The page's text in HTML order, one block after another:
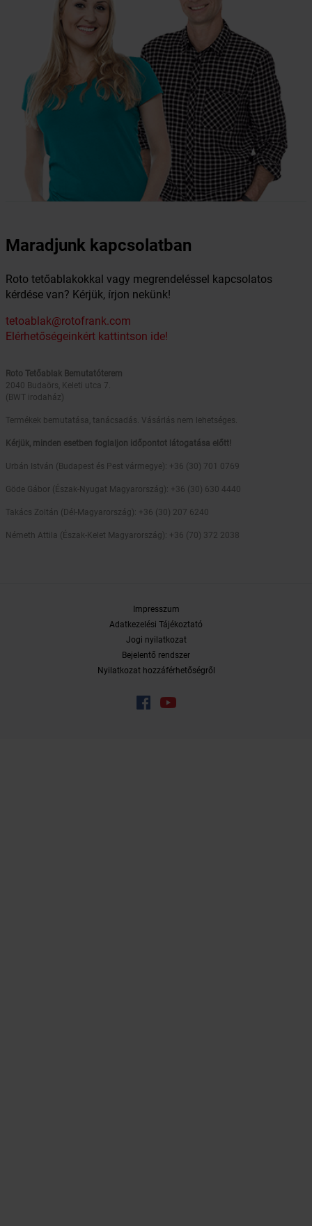
Maradjunk kapcsolatban
Roto tetőablakokkal vagy megrendeléssel kapcsolatos
kérdése van? Kérjük, írjon nekünk!
tetoablak@rotofrank.com
Elérhetőségeinkért kattintson ide!
Roto Tetőablak Bemutatóterem
2040 Budaörs, Keleti utca 7.
(BWT irodaház)
Termékek bemutatása, tanácsadás. Vásárlás nem lehetséges.
Kérjük, minden esetben foglaljon időpontot látogatása előtt!
Urbán István (Budapest és Pest vármegye): +36 (30) 701 0769
Göde Gábor (Észak-Nyugat Magyarország): +36 (30) 630 4440
Takács Zoltán (Dél-Magyarország): +36 (30) 207 6240
Németh Attila (Észak-Kelet Magyarország): +36 (70) 372 2038
Impresszum
Adatkezelési Tájékoztató
Jogi nyilatkozat
Bejelentő rendszer
Nyilatkozat hozzáférhetőségről